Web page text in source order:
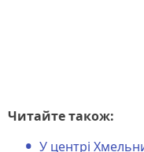
Читайте також:
У центрі